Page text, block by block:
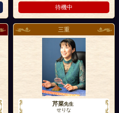
待機中
三重
芹菜先生
せりな